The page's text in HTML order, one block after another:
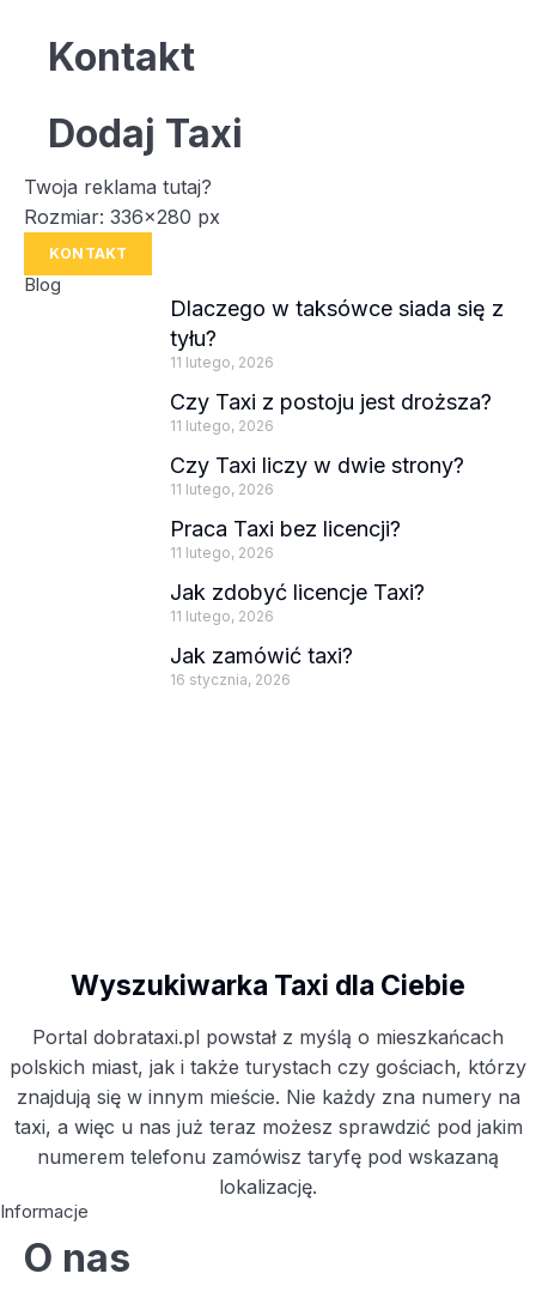
Kontakt
Dodaj Taxi
Twoja reklama tutaj?
Rozmiar: 336x280 px
KONTAKT
Blog
Dlaczego w taksówce siada się z
tyłu?
11 lutego, 2026
Czy Taxi z postoju jest droższa?
11 lutego, 2026
Czy Taxi liczy w dwie strony?
11 lutego, 2026
Praca Taxi bez licencji?
11 lutego, 2026
Jak zdobyć licencje Taxi?
11 lutego, 2026
Jak zamówić taxi?
16 stycznia, 2026
Wyszukiwarka Taxi dla Ciebie
Portal dobrataxi.pl powstał z myślą o mieszkańcach
polskich miast, jak i także turystach czy gościach, którzy
znajdują się w innym mieście. Nie każdy zna numery na
taxi, a więc u nas już teraz możesz sprawdzić pod jakim
numerem telefonu zamówisz taryfę pod wskazaną
lokalizację.
Informacje
O nas